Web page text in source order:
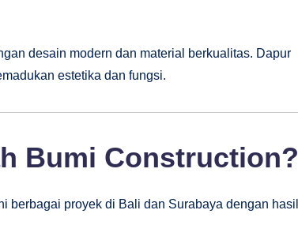
desain modern dan material berkualitas. Dapur
estetika dan fungsi.
Bumi Construction?
berbagai proyek di Bali dan Surabaya dengan hasil